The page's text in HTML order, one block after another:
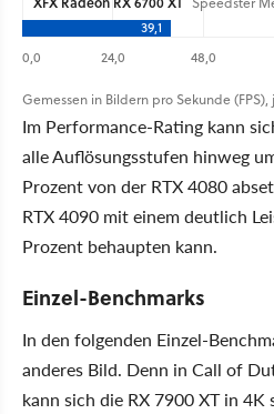
39,1
0,0
24,0 48,0
Gemessen in Bildern pro Sekunde (FPS),
Im Performance-Rating kann
alle Auflösungsstufen hinweg
Prozent von der RTX 4080
RTX 4090 mit einem deutlich
Prozent behaupten kann.
Einzel-Benchmarks
In den folgenden Einzel-
anderes Bild. Denn in Call of
kann sich die RX 7900 XT in